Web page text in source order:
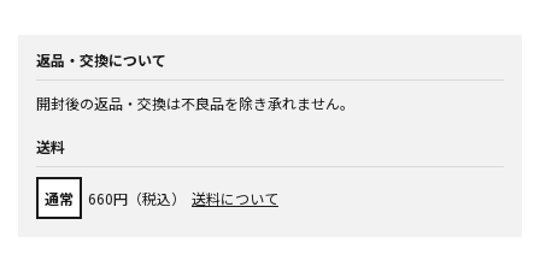
返品・交換について
開封後の返品・交換は不良品を除き承れません。
送料
通常 660円（税込） 送料について